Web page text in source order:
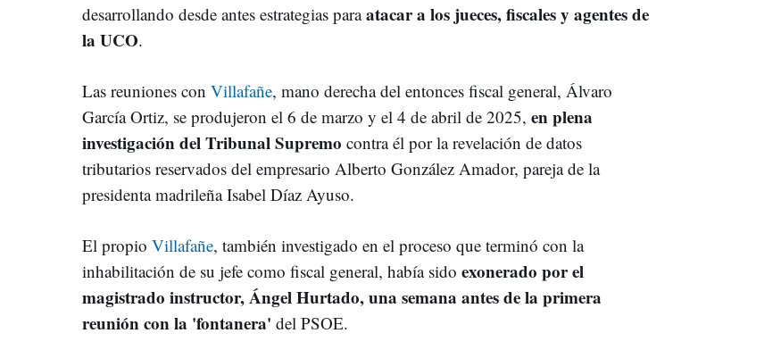
desarrollando desde antes estrategias paraatacar a los jueces, fiscales y agentes de
la UCO.
Las reuniones con Villafañe, mano derecha del entonces fiscal general, Álvaro
García Ortiz, se produjeron el 6 de marzo y el 4 de abril de 2025, en plena
investigación del Tribunal Supremo contra él por la revelación de datos
tributarios reservados del empresario Alberto González Amador, pareja de la
presidenta madrileña Isabel Díaz Ayuso.
El propio Villafañe, también investigado en el proceso que terminó con la
inhabilitación de su jefe como fiscal general, había sido exonerado por el
magistrado instructor, Ángel Hurtado, una semana antes de la primera
reunión con la 'fontanera' del PSOE.